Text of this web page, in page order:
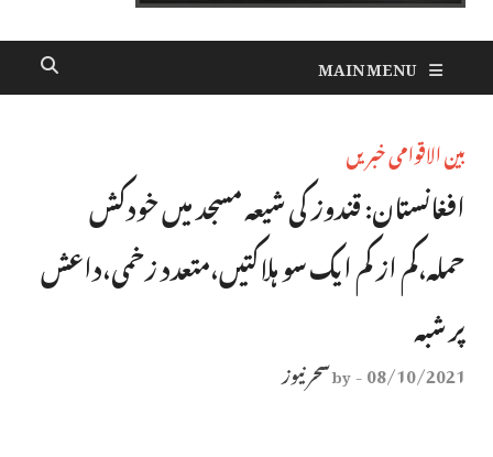
MAIN MENU
بین الاقوامی خبریں
افغانستان: قندوز کی شیعہ مسجد میں خودکش
حملہ،کم از کم ایک سو ہلاکتیں،متعدد زخمی،داعش
پر شبہ
08/10/2021
-
byسحر نیوز